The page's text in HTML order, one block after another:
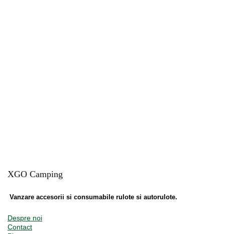
XGO Camping
Vanzare accesorii si consumabile rulote si autorulote.
Despre noi
Contact